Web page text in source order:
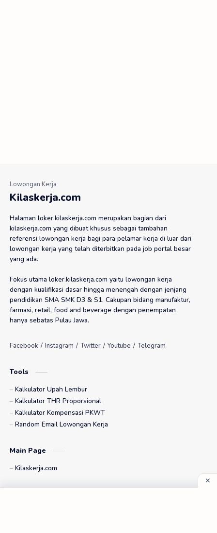
Kilaskerja.com
Halaman loker.kilaskerja.com merupakan bagian dari
kilaskerja.com yang dibuat khusus sebagai tambahan
referensi lowongan kerja bagi para pelamar kerja di luar dari
lowongan kerja yang telah diterbitkan pada job portal besar
yang ada.
Fokus utama loker.kilaskerja.com yaitu lowongan kerja
dengan kualifikasi dasar hingga menengah dengan jenjang
pendidikan SMA SMK D3 & S1. Cakupan bidang manufaktur,
farmasi, retail, food and beverage dengan penempatan
hanya sebatas Pulau Jawa.
Tools
Kalkulator Upah Lembur
Kalkulator THR Proporsional
Kalkulator Kompensasi PKWT
Random Email Lowongan Kerja
Main Page
Kilaskerja.com